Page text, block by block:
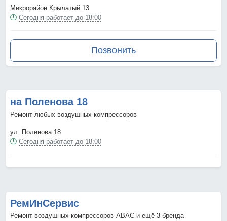
Микрорайон Крылатый 13
Сегодня работает до 18:00
Позвонить
на Поленова 18
Ремонт любых воздушных компрессоров
ул. Поленова 18
Сегодня работает до 18:00
РемИнСервис
Ремонт воздушных компрессоров ABAC и ещё 3 бренда